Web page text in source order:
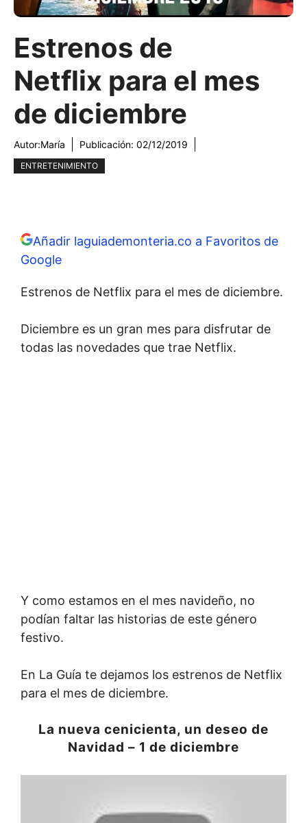
Estrenos de
Netflix para el mes
de diciembre
Autor:María Publicación: 02/12/2019
ENTRETENIMIENTO
Añadir laguiademonteria.co a Favoritos de
Google
Estrenos de Netflix para el mes de diciembre.
Diciembre es un gran mes para disfrutar de
todas las novedades que trae Netflix.
Y como estamos en el mes navideño, no
podían faltar las historias de este género
festivo.
En La Guía te dejamos los estrenos de Netflix
para el mes de diciembre.
La nueva cenicienta, un deseo de
Navidad – 1 de diciembre